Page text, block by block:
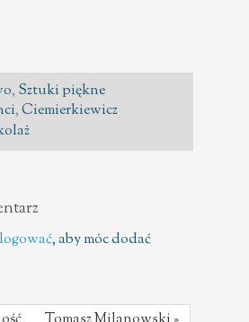
, Sztuki piękne
,Ciemierkiewicz
, aby móc dodać